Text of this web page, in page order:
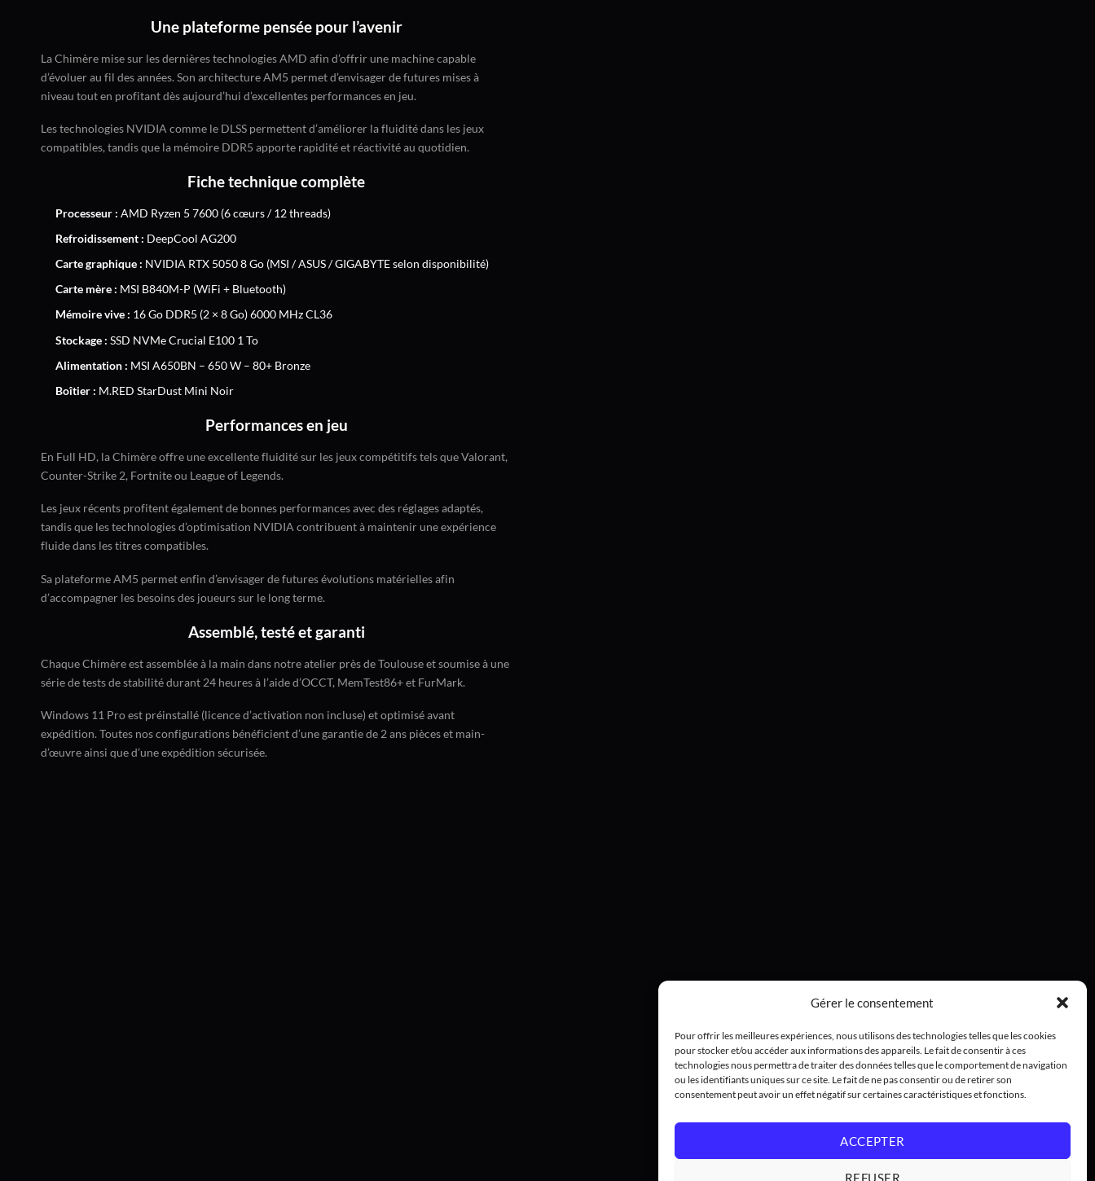
Gérer le consentement
Pour offrir les meilleures expériences, nous utilisons des technologies telles que les cookies
pour stocker et/ou accéder aux informations des appareils. Le fait de consentir à ces
technologies nous permettra de traiter des données telles que le comportement de navigation
ou les identifiants uniques sur ce site. Le fait de ne pas consentir ou de retirer son
consentement peut avoir un effet négatif sur certaines caractéristiques et fonctions.
ACCEPTER
REFUSER
Une plateforme pensée pour l’avenir
La Chimère mise sur les dernières technologies AMD afin d’offrir une machine capable
d’évoluer au fil des années. Son architecture AM5 permet d’envisager de futures mises à
niveau tout en profitant dès aujourd’hui d’excellentes performances en jeu.
Les technologies NVIDIA comme le DLSS permettent d’améliorer la fluidité dans les jeux
compatibles, tandis que la mémoire DDR5 apporte rapidité et réactivité au quotidien.
Fiche technique complète
Processeur : AMD Ryzen 5 7600 (6 cœurs / 12 threads)
Refroidissement : DeepCool AG200
Carte graphique : NVIDIA RTX 5050 8 Go (MSI / ASUS / GIGABYTE selon disponibilité)
Carte mère : MSI B840M-P (WiFi + Bluetooth)
Mémoire vive : 16 Go DDR5 (2 × 8 Go) 6000 MHz CL36
Stockage : SSD NVMe Crucial E100 1 To
Alimentation : MSI A650BN – 650 W – 80+ Bronze
Boîtier : M.RED StarDust Mini Noir
Performances en jeu
En Full HD, la Chimère offre une excellente fluidité sur les jeux compétitifs tels que Valorant,
Counter-Strike 2, Fortnite ou League of Legends.
Les jeux récents profitent également de bonnes performances avec des réglages adaptés,
tandis que les technologies d’optimisation NVIDIA contribuent à maintenir une expérience
fluide dans les titres compatibles.
Sa plateforme AM5 permet enfin d’envisager de futures évolutions matérielles afin
d’accompagner les besoins des joueurs sur le long terme.
Assemblé, testé et garanti
Chaque Chimère est assemblée à la main dans notre atelier près de Toulouse et soumise à une
série de tests de stabilité durant 24 heures à l’aide d’OCCT, MemTest86+ et FurMark.
Windows 11 Pro est préinstallé (licence d’activation non incluse) et optimisé avant
expédition. Toutes nos configurations bénéficient d’une garantie de 2 ans pièces et main-
d’œuvre ainsi que d’une expédition sécurisée.